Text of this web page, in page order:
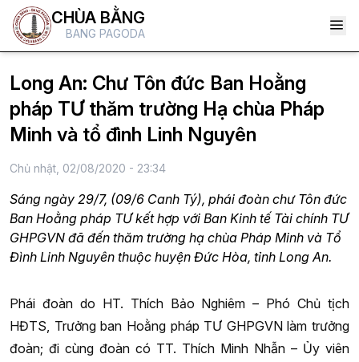
CHÙA BẰNG
BANG PAGODA
Long An: Chư Tôn đức Ban Hoằng
pháp TƯ thăm trường Hạ chùa Pháp
Minh và tổ đình Linh Nguyên
Chủ nhật, 02/08/2020 - 23:34
Sáng ngày 29/7, (09/6 Canh Tý), phái đoàn chư Tôn đức
Ban Hoằng pháp TƯ kết hợp với Ban Kinh tế Tài chính TƯ
GHPGVN đã đến thăm trường hạ chùa Pháp Minh và Tổ
Đình Linh Nguyên thuộc huyện Đức Hòa, tỉnh Long An.
Phái đoàn do HT. Thích Bảo Nghiêm – Phó Chủ tịch
HĐTS, Trưởng ban Hoằng pháp TƯ GHPGVN làm trưởng
đoàn; đi cùng đoàn có TT. Thích Minh Nhẫn – Ủy viên